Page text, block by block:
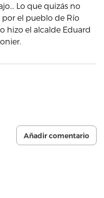
Lo que quizás no
el pueblo de Río
hizo el alcalde Eduard
Añadir comentario